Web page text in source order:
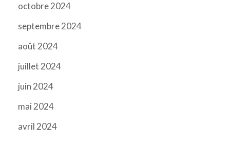
octobre 2024
septembre 2024
août 2024
juillet 2024
juin 2024
mai 2024
avril 2024